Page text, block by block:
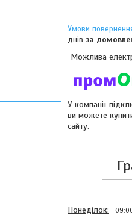
днів за
У компанії
ви можете
сайту.
Понеділок